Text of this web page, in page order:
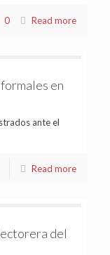
0 Read more
en
ante el
Read more
del